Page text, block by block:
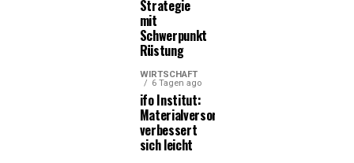
Strategie
mit
Schwerpunkt
Rüstung
WIRTSCHAFT
6 Tagen ago
ifo Institut:
Materialversorgung
verbessert
sich leicht